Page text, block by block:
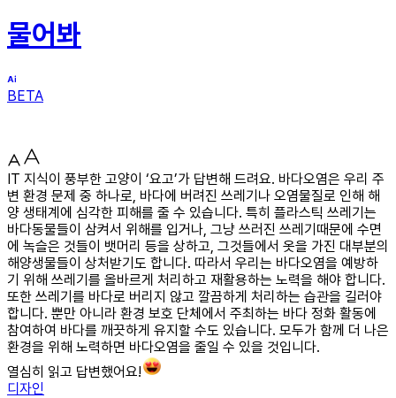
물어봐
BETA
IT 지식이 풍부한 고양이 ‘요고’가 답변해 드려요. 바다오염은 우리 주
변 환경 문제 중 하나로, 바다에 버려진 쓰레기나 오염물질로 인해 해
양 생태계에 심각한 피해를 줄 수 있습니다. 특히 플라스틱 쓰레기는
바다동물들이 삼켜서 위해를 입거나, 그냥 쓰러진 쓰레기때문에 수면
에 녹슬은 것들이 뱃머리 등을 상하고, 그것들에서 옷을 가진 대부분의
해양생물들이 상처받기도 합니다. 따라서 우리는 바다오염을 예방하
기 위해 쓰레기를 올바르게 처리하고 재활용하는 노력을 해야 합니다.
또한 쓰레기를 바다로 버리지 않고 깔끔하게 처리하는 습관을 길러야
합니다. 뿐만 아니라 환경 보호 단체에서 주최하는 바다 정화 활동에
참여하여 바다를 깨끗하게 유지할 수도 있습니다. 모두가 함께 더 나은
환경을 위해 노력하면 바다오염을 줄일 수 있을 것입니다.
열심히 읽고 답변했어요!
디자인